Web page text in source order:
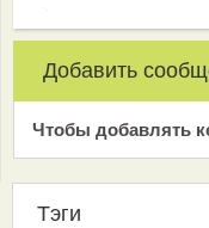
Добавить
Чтобы добавлять
Тэги